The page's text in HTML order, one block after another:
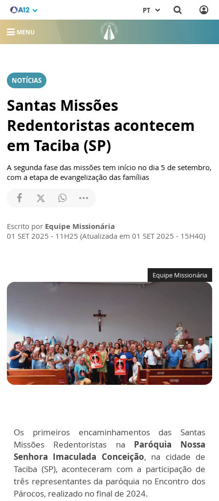
PT
MENU
NOTÍCIAS
Santas Missões
Redentoristas acontecem
em Taciba (SP)
A segunda fase das missões tem início no dia 5 de setembro,
com a etapa de evangelização das famílias
Escrito por Equipe Missionária
01 SET 2025 - 11H25 (Atualizada em 01 SET 2025 - 15H40)
Equipe Missionária
Os primeiros encaminhamentos das Santas
Missões Redentoristas na Paróquia Nossa
Senhora Imaculada Conceição, na cidade de
Taciba (SP), aconteceram com a participação de
três representantes da paróquia no Encontro dos
Párocos, realizado no final de 2024.